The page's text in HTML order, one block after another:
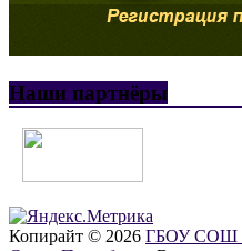
Наши партнёры
Копирайт © 2026 ГБОУ СОШ №